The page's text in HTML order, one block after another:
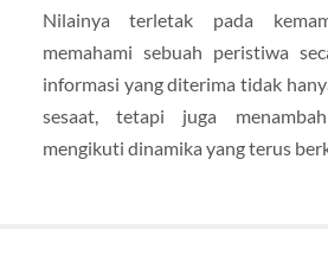
Nilainya terletak pada
memahami sebuah peristiwa
informasi yang diterima tidak
sesaat, tetapi juga
mengikuti dinamika yang terus